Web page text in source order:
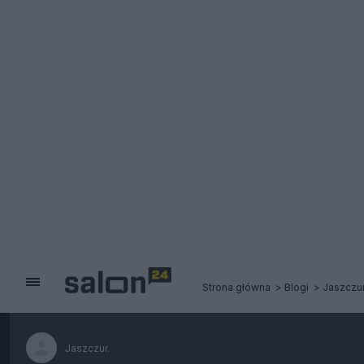
Strona główna Blogi
Jaszczur.